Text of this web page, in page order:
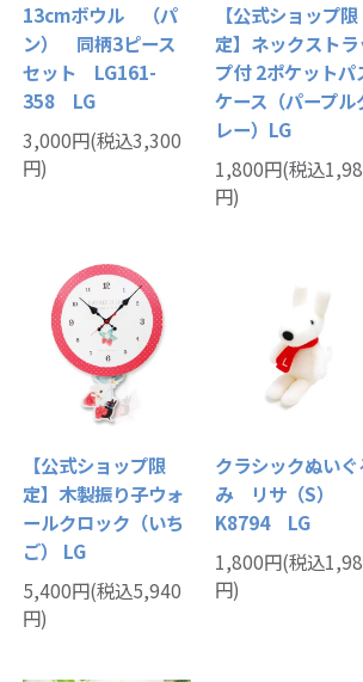
13cmボウル （パ
ン） 同柄3ピース
セット LG161-
358 LG
3,000円(税込3,300
円)
【公式ショップ限
定】ネックストラ
プ付 2ポケットパ
ケース（パープル
レー）LG
1,800円(税込
円)
【公式ショップ限
定】木製振り子ウォ
ールクロック（いち
ご） LG
5,400円(税込5,940
円)
クラシックぬいぐ
み リサ（S）
K8794 LG
1,800円(税込
円)